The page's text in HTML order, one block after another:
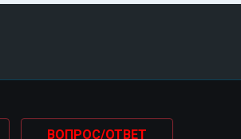
ВОПРОС/ОТВЕТ